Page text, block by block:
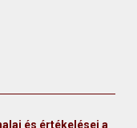
és értékelései a